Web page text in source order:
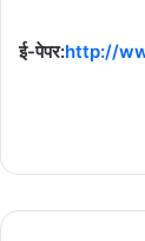
ई-पेपर:http://